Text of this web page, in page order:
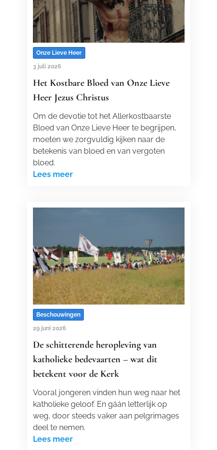
Onze Lieve Heer
3 juli 2026
Het Kostbare Bloed van Onze Lieve
Heer Jezus Christus
Om de devotie tot het Allerkostbaarste
Bloed van Onze Lieve Heer te begrijpen,
moeten we zorgvuldig kijken naar de
betekenis van bloed en van vergoten
bloed.
Lees meer
Beschouwingen
29 juni 2026
De schitterende heropleving van
katholieke bedevaarten – wat dit
betekent voor de Kerk
Vooral jongeren vinden hun weg naar het
katholieke geloof. En gáán letterlijk op
weg, door steeds vaker aan pelgrimages
deel te nemen.
Lees meer